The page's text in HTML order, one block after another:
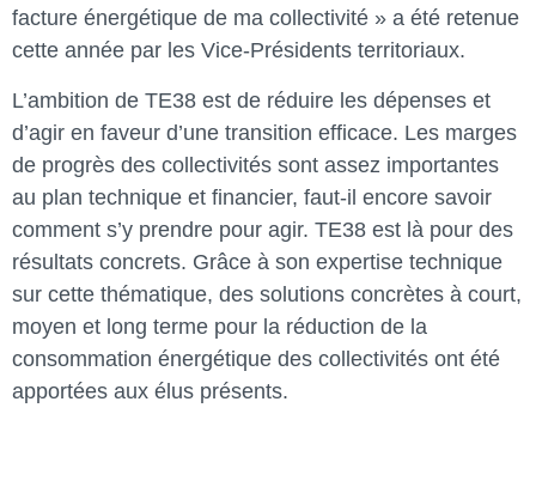
facture énergétique de ma collectivité » a été retenue
cette année par les Vice-Présidents territoriaux.
L’ambition de TE38 est de réduire les dépenses et
d’agir en faveur d’une transition efficace. Les marges
de progrès des collectivités sont assez importantes
au plan technique et financier, faut-il encore savoir
comment s’y prendre pour agir. TE38 est là pour des
résultats concrets. Grâce à son expertise technique
sur cette thématique, des solutions concrètes à court,
moyen et long terme pour la réduction de la
consommation énergétique des collectivités ont été
apportées aux élus présents.